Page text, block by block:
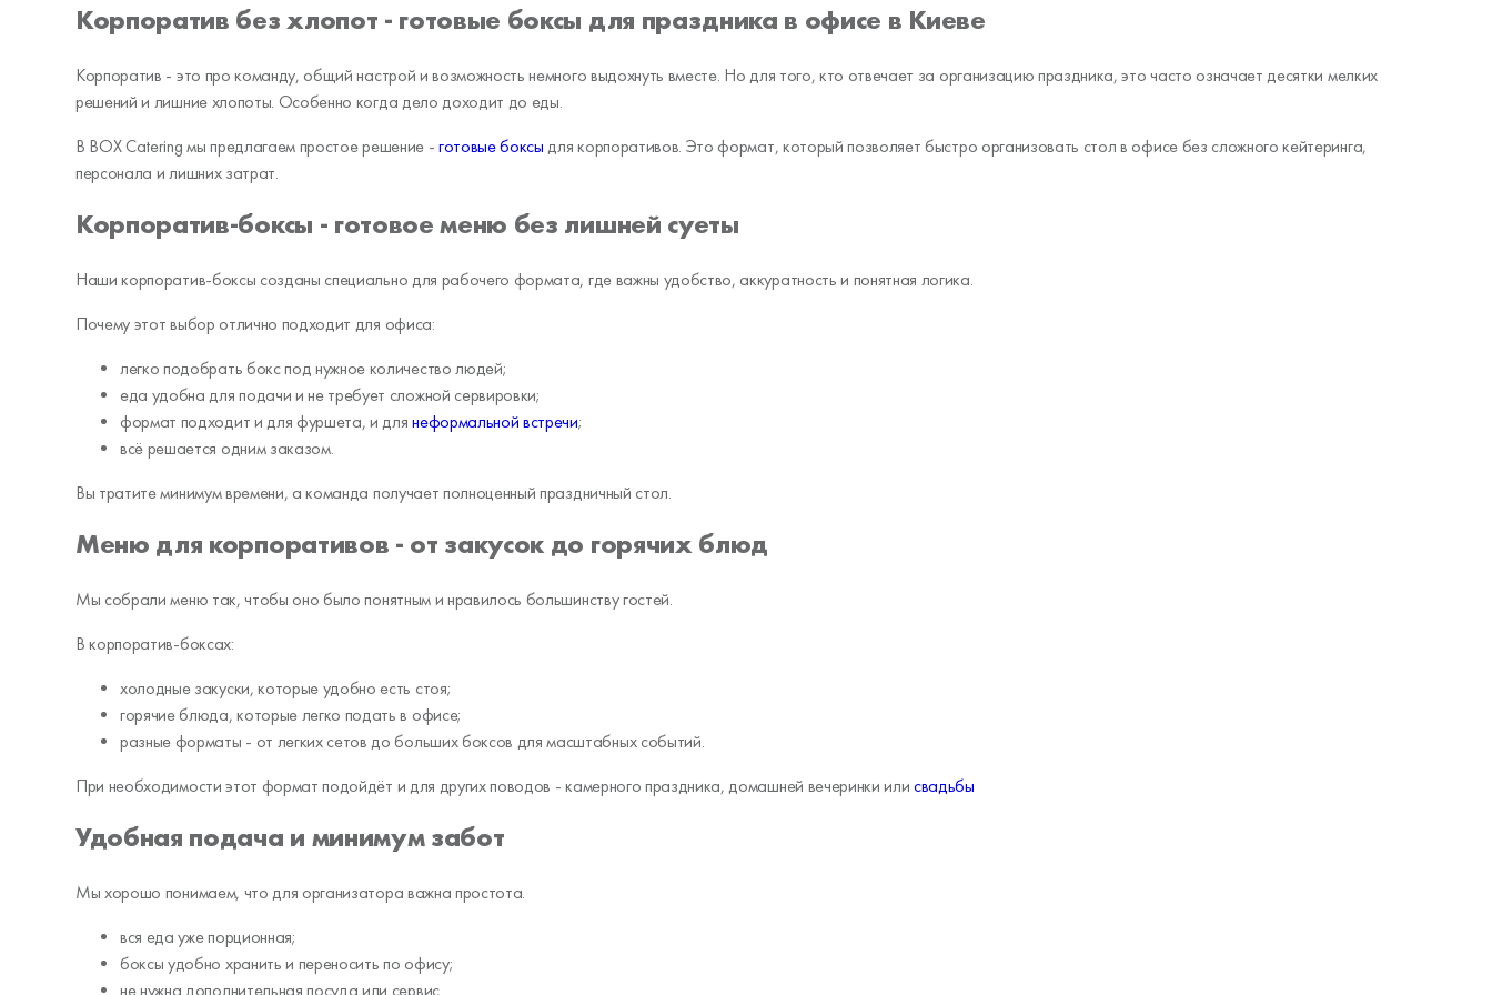
Корпоратив без хлопот - готовые боксы для праздника в офисе в Киеве
Корпоратив - это про команду, общий настрой и возможность немного выдохнуть вместе. Но для того, кто отвечает за организацию праздника, это часто означает десятки мелких
решений и лишние хлопоты. Особенно когда дело доходит до еды.
В BOX Catering мы предлагаем простое решение - готовые боксы для корпоративов. Это формат, который позволяет быстро организовать стол в офисе без сложного кейтеринга,
персонала и лишних затрат.
Корпоратив-боксы - готовое меню без лишней суеты
Наши корпоратив-боксы созданы специально для рабочего формата, где важны удобство, аккуратность и понятная логика.
Почему этот выбор отлично подходит для офиса:
легко подобрать бокс под нужное количество людей;
еда удобна для подачи и не требует сложной сервировки;
формат подходит и для фуршета, и длянеформальной встречи;
всё решается одним заказом.
Вы тратите минимум времени, а команда получает полноценный праздничный стол.
Меню для корпоративов - от закусок до горячих блюд
Мы собрали меню так, чтобы оно было понятным и нравилось большинству гостей.
В корпоратив-боксах:
холодные закуски, которые удобно есть стоя;
горячие блюда, которые легко подать в офисе;
разные форматы - от легких сетов до больших боксов для масштабных событий.
При необходимости этот формат подойдёт и для других поводов - камерного праздника, домашней вечеринки илисвадьбы
Удобная подача и минимум забот
Мы хорошо понимаем, что для организатора важна простота.
вся еда уже порционная;
боксы удобно хранить и переносить по офису;
не нужна дополнительная посуда или сервис.